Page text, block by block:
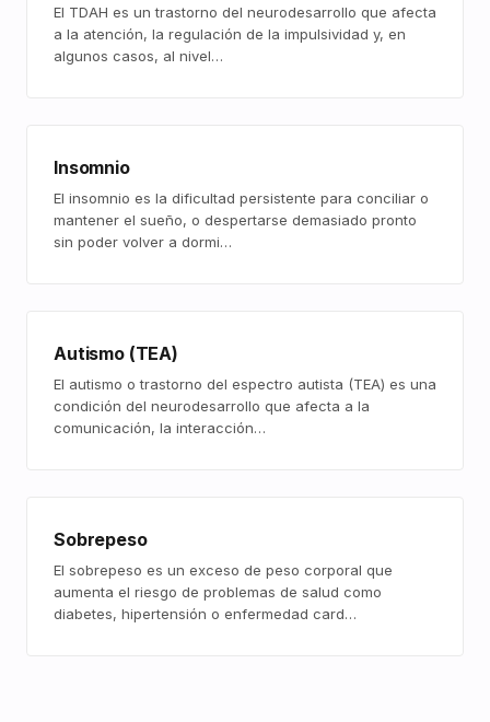
El TDAH es un trastorno del neurodesarrollo que afecta
a la atención, la regulación de la impulsividad y, en
algunos casos, al nivel…
Insomnio
El insomnio es la dificultad persistente para conciliar o
mantener el sueño, o despertarse demasiado pronto
sin poder volver a dormi…
Autismo (TEA)
El autismo o trastorno del espectro autista (TEA) es una
condición del neurodesarrollo que afecta a la
comunicación, la interacción…
Sobrepeso
El sobrepeso es un exceso de peso corporal que
aumenta el riesgo de problemas de salud como
diabetes, hipertensión o enfermedad card…